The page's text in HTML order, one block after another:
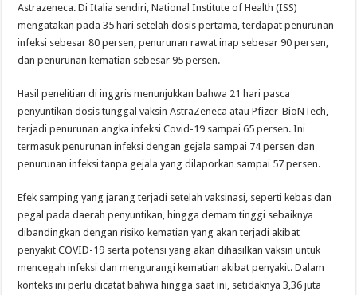
Astrazeneca. Di Italia sendiri, National Institute of Health (ISS)
mengatakan pada 35 hari setelah dosis pertama, terdapat penurunan
infeksi sebesar 80 persen, penurunan rawat inap sebesar 90 persen,
dan penurunan kematian sebesar 95 persen.
Hasil penelitian di inggris menunjukkan bahwa 21 hari pasca
penyuntikan dosis tunggal vaksin AstraZeneca atau Pfizer-BioNTech,
terjadi penurunan angka infeksi Covid-19 sampai 65 persen. Ini
termasuk penurunan infeksi dengan gejala sampai 74 persen dan
penurunan infeksi tanpa gejala yang dilaporkan sampai 57 persen.
Efek samping yang jarang terjadi setelah vaksinasi, seperti kebas dan
pegal pada daerah penyuntikan, hingga demam tinggi sebaiknya
dibandingkan dengan risiko kematian yang akan terjadi akibat
penyakit COVID-19 serta potensi yang akan dihasilkan vaksin untuk
mencegah infeksi dan mengurangi kematian akibat penyakit. Dalam
konteks ini perlu dicatat bahwa hingga saat ini, setidaknya 3,36 juta